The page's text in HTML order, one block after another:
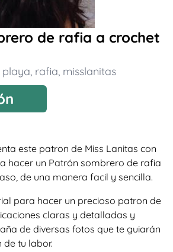
de rafia a crochet
playa, rafia, misslanitas
este patron de Miss Lanitas con
hacer un Patrón sombrero de rafia
de una manera facil y sencilla.
para hacer un precioso patron de
claras y detalladas y
de diversas fotos que te guiarán
de tu labor.